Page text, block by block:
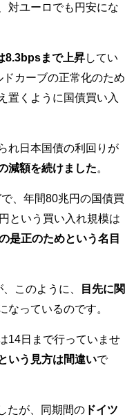
対ユーロでも円安にな
8.3bpsまで上昇してい
ドカーブの正常化のため
置くように国債買い入
れ日本国債の利回りが
減額を続けました。
、年間80兆円の国債買
という買い入れ規模は
是正のためという名目
このように、
目先に関
なっているのです。
14日まで行っていませ
いう見方は間違いで
たが、同期間の ドイツ